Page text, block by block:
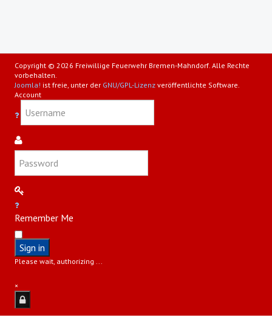
Copyright © 2026 Freiwillige Feuerwehr Bremen-Mahndorf. Alle Rechte
vorbehalten.
Joomla! ist freie, unter der GNU/GPL-Lizenz veröffentlichte Software.
Account
Remember Me
Sign in
Please wait, authorizing ...
×